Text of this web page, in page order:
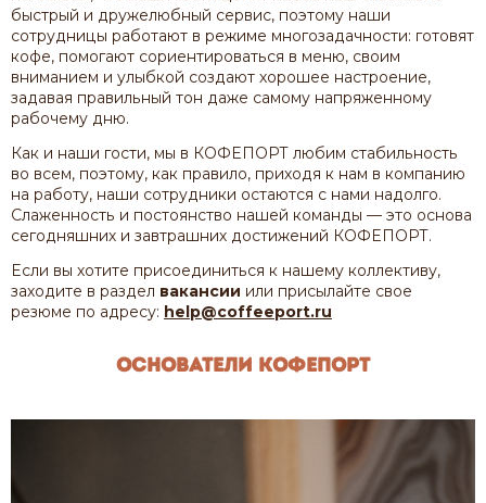
быстрый и дружелюбный сервис, поэтому наши
сотрудницы работают в режиме многозадачности: готовят
кофе, помогают сориентироваться в меню, своим
вниманием и улыбкой создают хорошее настроение,
задавая правильный тон даже самому напряженному
рабочему дню.
Как и наши гости, мы в КОФЕПОРТ любим стабильность
во всем, поэтому, как правило, приходя к нам в компанию
на работу, наши сотрудники остаются с нами надолго.
Слаженность и постоянство нашей команды — это основа
сегодняшних и завтрашних достижений КОФЕПОРТ.
Если вы хотите присоединиться к нашему коллективу,
заходите в раздел вакансии или присылайте свое
резюме по адресу: help@coffeeport.ru
Основатели Кофепорт